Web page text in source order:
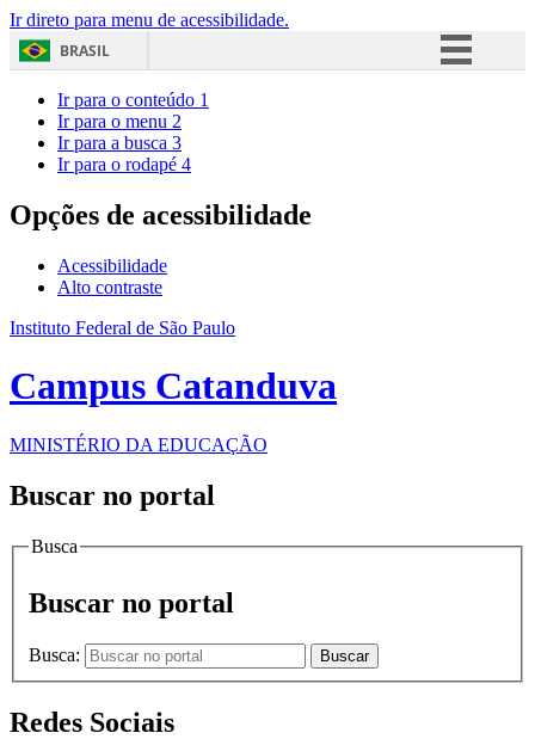
Ir direto para menu de acessibilidade.
BRASIL
Acesso à informação
Ir para o conteúdo 1
Ir para o menu 2
Ir para a busca 3
Ir para o rodapé 4
Opções de acessibilidade
Acessibilidade
Alto contraste
Instituto Federal de São Paulo
Campus Catanduva
MINISTÉRIO DA EDUCAÇÃO
Buscar no portal
Busca
Buscar no portal
Busca: Buscar
Redes Sociais